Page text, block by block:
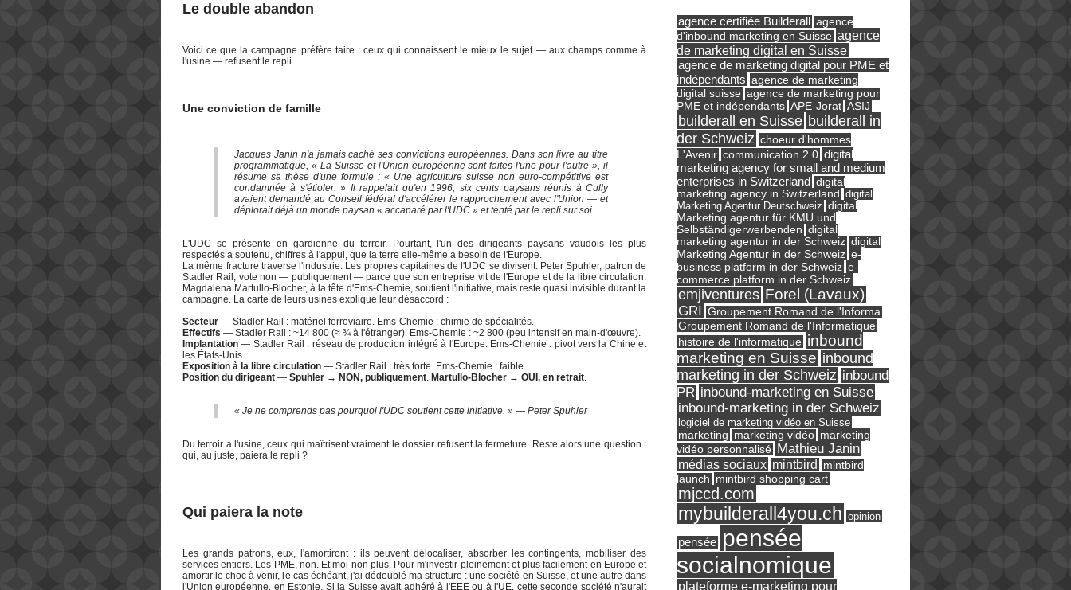
Le double abandon
Voici ce que la campagne préfère taire : ceux qui connaissent le mieux le sujet — aux champs comme à
l'usine — refusent le repli.
Une conviction de famille
Jacques Janin n'a jamais caché ses convictions européennes. Dans son livre au titre
programmatique, « La Suisse et l'Union européenne sont faites l'une pour l'autre », il
résume sa thèse d'une formule : « Une agriculture suisse non euro-compétitive est
condamnée à s'étioler. » Il rappelait qu'en 1996, six cents paysans réunis à Cully
avaient demandé au Conseil fédéral d'accélérer le rapprochement avec l'Union — et
déplorait déjà un monde paysan « accaparé par l'UDC » et tenté par le repli sur soi.
L'UDC se présente en gardienne du terroir. Pourtant, l'un des dirigeants paysans vaudois les plus
respectés a soutenu, chiffres à l'appui, que la terre elle-même a besoin de l'Europe.
La même fracture traverse l'industrie. Les propres capitaines de l'UDC se divisent. Peter Spuhler, patron de
Stadler Rail, vote non — publiquement — parce que son entreprise vit de l'Europe et de la libre circulation.
Magdalena Martullo-Blocher, à la tête d'Ems-Chemie, soutient l'initiative, mais reste quasi invisible durant la
campagne. La carte de leurs usines explique leur désaccord :
Secteur — Stadler Rail : matériel ferroviaire. Ems-Chemie : chimie de spécialités.
Effectifs — Stadler Rail : ~14 800 (≈ ¾ à l'étranger). Ems-Chemie : ~2 800 (peu intensif en main-d'œuvre).
Implantation — Stadler Rail : réseau de production intégré à l'Europe. Ems-Chemie : pivot vers la Chine et
les États-Unis.
Exposition à la libre circulation — Stadler Rail : très forte. Ems-Chemie : faible.
Position du dirigeant — Spuhler → NON, publiquement. Martullo-Blocher → OUI, en retrait.
« Je ne comprends pas pourquoi l'UDC soutient cette initiative. » — Peter Spuhler
Du terroir à l'usine, ceux qui maîtrisent vraiment le dossier refusent la fermeture. Reste alors une question :
qui, au juste, paiera le repli ?
Qui paiera la note
Les grands patrons, eux, l'amortiront : ils peuvent délocaliser, absorber les contingents, mobiliser des
services entiers. Les PME, non. Et moi non plus. Pour m'investir pleinement et plus facilement en Europe et
amortir le choc à venir, le cas échéant, j'ai dédoublé ma structure : une société en Suisse, et une autre dans
l'Union européenne, en Estonie. Si la Suisse avait adhéré à l'EEE ou à l'UE, cette seconde société n'aurait
agence certifiée Builderall
agence
d'inbound marketing en Suisse agence
de marketing digital en Suisse
agence de marketing digital pour PME et
indépendants agence de marketing
digital suisse agence de marketing pour
PME et indépendants APE-Jorat ASIJ
builderall en Suisse builderall in
der Schweiz choeur d'hommes
L'Avenir communication 2.0 digital
marketing agency for small and medium
enterprises in Switzerland digital
marketing agency in Switzerland digital
Marketing Agentur Deutschweiz digital
Marketing agentur für KMU und
Selbständigerwerbenden digital
marketing agentur in der Schweiz digital
Marketing Agentur in der Schweiz e-
business platform in der Schweiz e-
commerce platform in der Schweiz
emjiventures Forel (Lavaux)
GRI Groupement Romand de l'Informa
Groupement Romand de l'Informatique
histoire de l'informatique inbound
marketing en Suisse inbound
marketing in der Schweiz inbound
PR inbound-marketing en Suisse
inbound-marketing in der Schweiz
logiciel de marketing vidéo en Suisse
marketing marketing vidéo marketing
vidéo personnalisé Mathieu Janin
médias sociaux mintbird
mintbird
launch mintbird shopping cart
mjccd.com
mybuilderall4you.ch opinion
pensée pensée
socialnomique
plateforme e-marketing pour